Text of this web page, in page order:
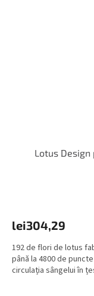
Lotus Design
lei304,29
192 de flori de lotus
până la 4800 de
circulația sângelui în